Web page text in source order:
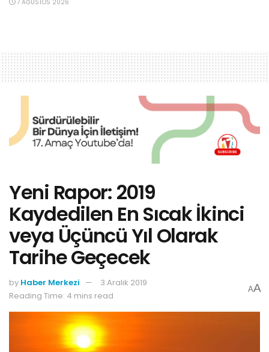
7 AĞUSTOS 2026
Yeni Rapor: 2019
Kaydedilen En Sıcak İkinci
veya Üçüncü Yıl Olarak
Tarihe Geçecek
by Haber Merkezi
3 Aralık 2019
Reading Time: 4 mins read
AA